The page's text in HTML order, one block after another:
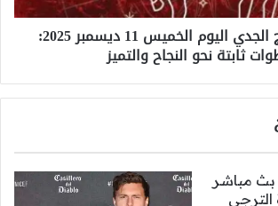
بالتفاصيل: برج الجدي اليوم الخميس 11 ديسمبر 2025:
ثابتة نحو النجاح والتميز